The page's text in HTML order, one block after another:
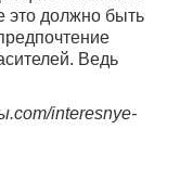
это должно быть
Ведь
interesnye-